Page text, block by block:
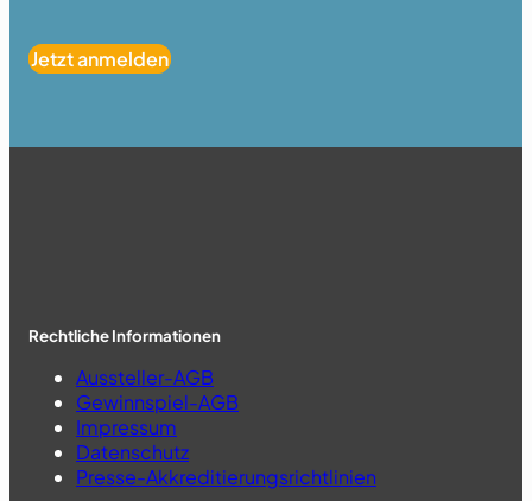
Jetzt anmelden
Rechtliche Informationen
Aussteller-AGB
Gewinnspiel-AGB
Impressum
Datenschutz
Presse-Akkreditierungsrichtlinien